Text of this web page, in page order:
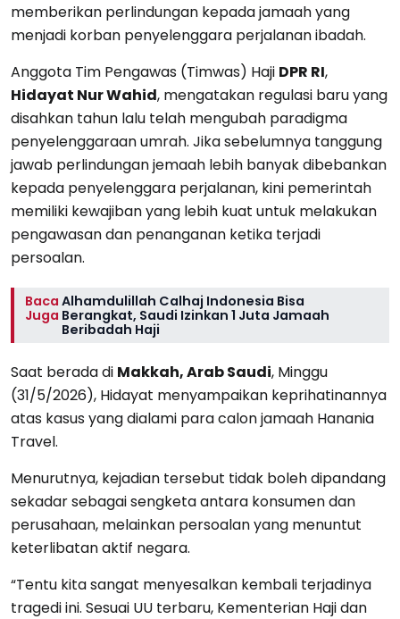
memberikan perlindungan kepada jamaah yang
menjadi korban penyelenggara perjalanan ibadah.
Anggota Tim Pengawas (Timwas) Haji DPR RI,
Hidayat Nur Wahid, mengatakan regulasi baru yang
disahkan tahun lalu telah mengubah paradigma
penyelenggaraan umrah. Jika sebelumnya tanggung
jawab perlindungan jemaah lebih banyak dibebankan
kepada penyelenggara perjalanan, kini pemerintah
memiliki kewajiban yang lebih kuat untuk melakukan
pengawasan dan penanganan ketika terjadi
persoalan.
Baca
Juga
Alhamdulillah Calhaj Indonesia Bisa
Berangkat, Saudi Izinkan 1 Juta Jamaah
Beribadah Haji
Saat berada di Makkah, Arab Saudi, Minggu
(31/5/2026), Hidayat menyampaikan keprihatinannya
atas kasus yang dialami para calon jamaah Hanania
Travel.
Menurutnya, kejadian tersebut tidak boleh dipandang
sekadar sebagai sengketa antara konsumen dan
perusahaan, melainkan persoalan yang menuntut
keterlibatan aktif negara.
“Tentu kita sangat menyesalkan kembali terjadinya
tragedi ini. Sesuai UU terbaru, Kementerian Haji dan